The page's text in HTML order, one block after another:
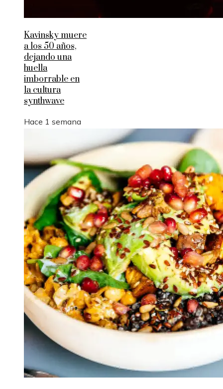
Kavinsky muere
a los 50 años,
dejando una
huella
imborrable en
la cultura
synthwave
Hace 1 semana